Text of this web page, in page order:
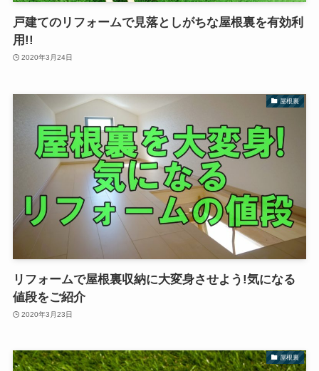
戸建てのリフォームで見落としがちな屋根裏を有効利
用!!
2020年3月24日
屋根裏
リフォームで屋根裏収納に大変身させよう!気になる
値段をご紹介
2020年3月23日
屋根裏